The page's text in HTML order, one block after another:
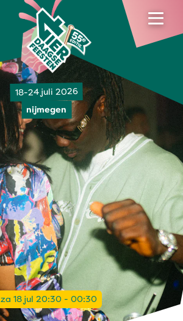
18-24 juli 2026
nijmegen
za 18 jul 20:30 - 00:30